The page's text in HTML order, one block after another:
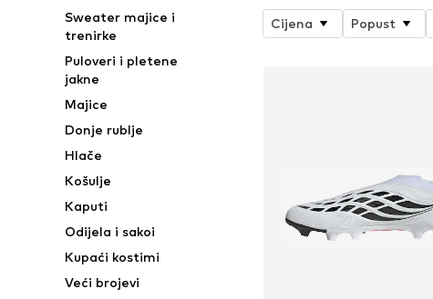
Sweater majice i
trenirke
Puloveri i pletene
jakne
Majice
Donje rublje
Hlače
Košulje
Kaputi
Odijela i sakoi
Kupaći kostimi
Veći brojevi
Cijena Popust